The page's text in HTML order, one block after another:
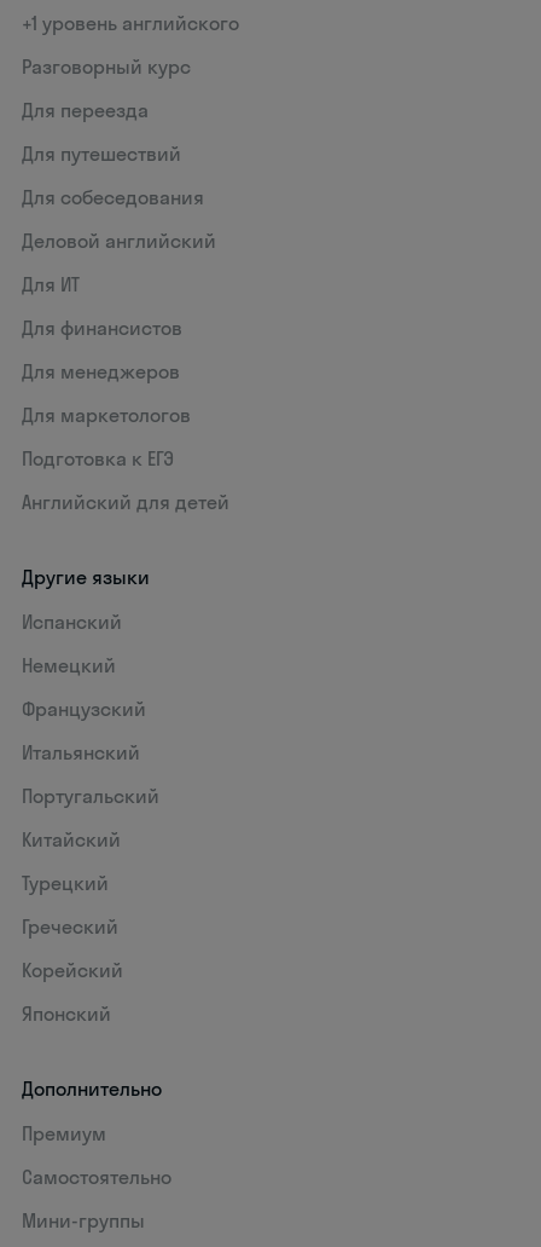
+1 уровень английского
Разговорный курс
Для переезда
Для путешествий
Для собеседования
Деловой английский
Для ИТ
Для финансистов
Для менеджеров
Для маркетологов
Подготовка к ЕГЭ
Английский для детей
Другие языки
Испанский
Немецкий
Французский
Итальянский
Португальский
Китайский
Турецкий
Греческий
Корейский
Японский
Дополнительно
Премиум
Самостоятельно
Мини-группы